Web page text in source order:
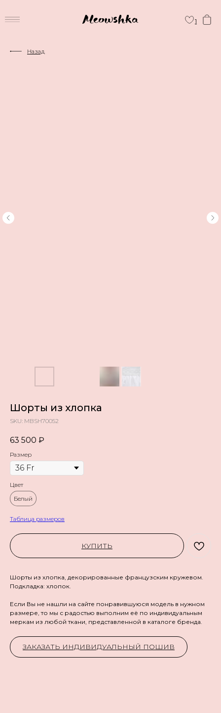
1
Назад
Шорты из хлопка
SKU: MBSH70052
63 500 ₽
Размер
Цвет
Белый
Таблица размеров
КУПИТЬ
Шорты из хлопка, декорированные французским кружевом.
Подкладка: хлопок.
Если Вы не нашли на сайте понравившуюся модель в нужном
размере, то мы с радостью выполним её по индивидуальным
меркам из любой ткани, представленной в каталоге бренда.
ЗАКАЗАТЬ ИНДИВИДУАЛЬНЫЙ ПОШИВ